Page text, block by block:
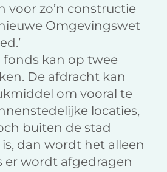
voor zo’n constructie
Omgevingswet
fonds kan op twee
De afdracht kan
om vooral te
locaties,
buiten de stad
dan wordt het alleen
er wordt afgedragen